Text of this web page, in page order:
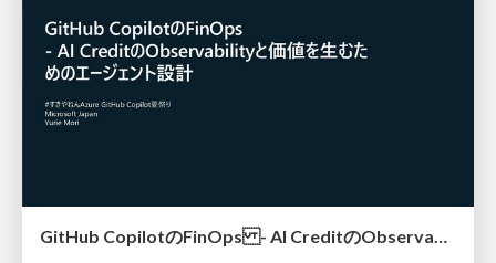
GitHub CopilotのFinOps - AI CreditのObservabilityと価値を生むためのエージェント設計